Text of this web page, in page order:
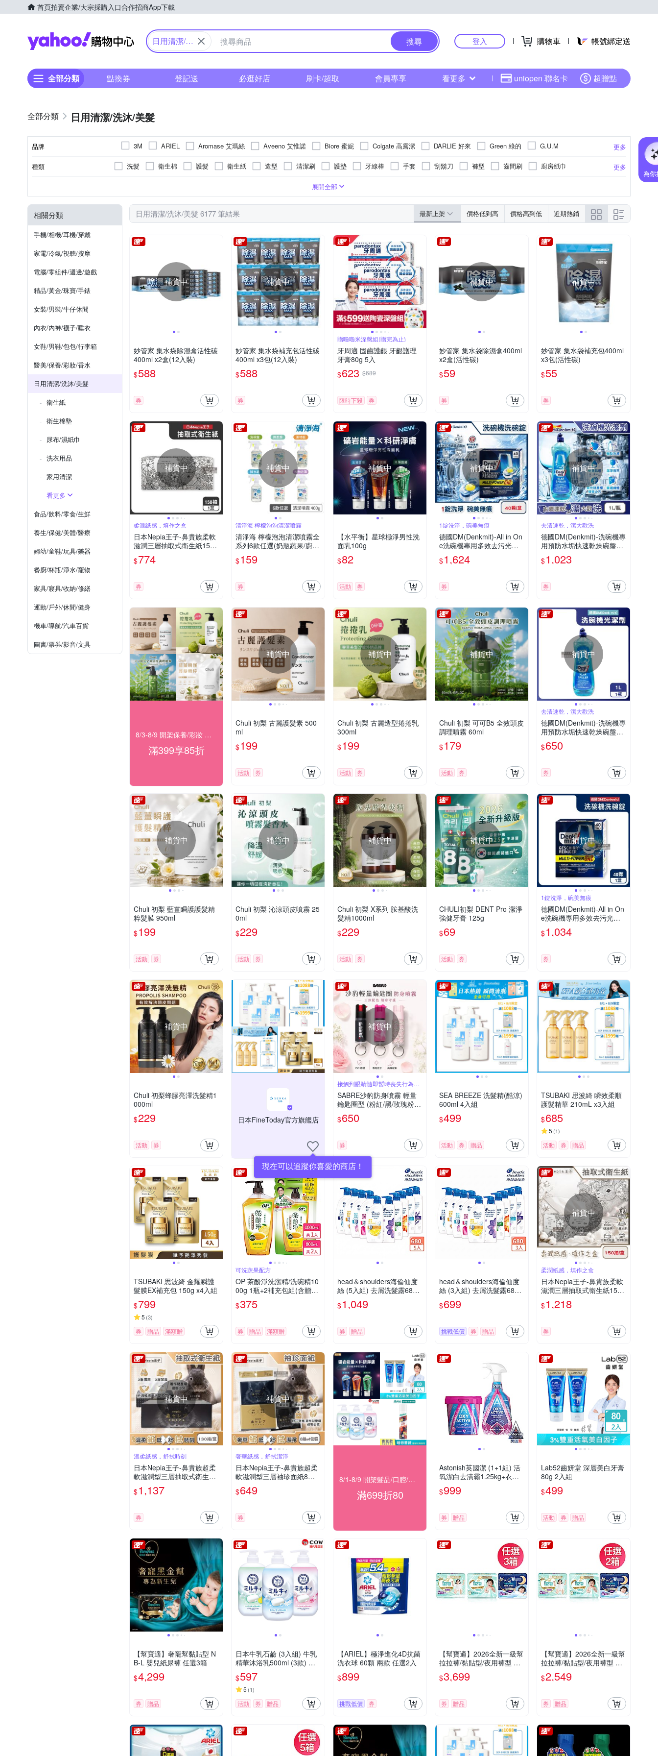
首頁拍賣企業/大宗採購入口合作招商App下載
Yahoo購物中心
日用清潔/洗
搜尋 登入 購物車 帳號綁定送
全部分類 點換券 登記送 必逛好店 刷卡/超取 會員專享 看更多 uniopen 聯名卡 超贈點
日用清潔/洗沐/美髮
品牌 更多
3M ARIEL Aromase 艾瑪絲 Aveeno 艾惟諾 Biore 蜜妮 Colgate 高露潔 DARLIE 好來 Green 綠的
G.U.M
GATSBY
IBL 依必朗 John’s Blend Johnsons 嬌生 Kao 花王 KERASTASE 巴黎卡詩 KLORANE 蔻蘿蘭
KUM 熊野
Schick 舒適牌
SENSODYNE 舒酸定 Smiling 百齡 Sofy 蘇菲 tsaio 上山採藥 T.KI 白人 康乃馨 日本大王
毛寶
白蘭
魔術靈 一匙靈 南僑水晶肥皂 去味大師
古寶無患子
驅塵氏
種類 更多
洗髮 衛生棉 護髮 衛生紙 造型 清潔刷 護墊 牙線棒 手套 刮鬍刀 褲型 齒間刷
廚房紙巾
潤絲
平板拖把
殺蟲劑 盒裝面紙 牙線 單桶 衛生棉條 拖把替換布 防蚊液 面紙/紙手帕 濕紙巾
除塵刷
貼式暖暖包
濕式衛生紙 假牙清潔錠 去汙擦/科技海綿
擦手紙
防霉 衣物保護
側翼(蝶翼)型 抽取
洗衣紙
袖珍包 清洗劑 導管式 替換式尿片 漂白粉 指入式
鍋爐清潔茶樹
依商品包裝標示
依包裝為主 依實際出貨商品標示為主。 有效期限詳見產品標示 請見包裝
請見包裝標示
2027 請詳見產品包裝標示
依產品包裝所示 5年 依產品包裝標示
油狀
展開全部
相關分類
手機/相機/耳機/穿戴
家電/冷氣/視聽/按摩
電腦/零組件/週邊/遊戲
精品/黃金/珠寶/手錶
女裝/男裝/牛仔休閒
內衣/內褲/襪子/睡衣
女鞋/男鞋/包包/行李箱
醫美/保養/彩妝/香水
日用清潔/洗沐/美髮
衛生紙
衛生棉墊
尿布/濕紙巾
洗衣用品
家用清潔
看更多
食品/飲料/零食/生鮮
養生/保健/美體/醫療
婦幼/童鞋/玩具/樂器
餐廚/杯瓶/淨水/寵物
家具/寢具/收納/修繕
運動/戶外/休閒/健身
機車/導航/汽車百貨
圖書/票券/影音/文具
日用清潔/洗沐/美髮 6177 筆結果 最新上架 價格低到高 價格高到低 近期熱銷
補貨中
妙管家 集水袋除濕盒活性碳
400ml x2盒(12入裝)
$588
券
補貨中
妙管家 集水袋補充包活性碳
400ml x3包(12入裝)
$588
券
贈嚕嚕米深盤組(贈完為止)
牙周適 固齒護齦 牙齦護理
牙膏80g 5入
$623 $689
限時下殺 券
補貨中
妙管家 集水袋除濕盒400ml
x2盒(活性碳)
$59
券
補貨中
妙管家 集水袋補充包400ml
x3包(活性碳)
$55
券
補貨中
柔潤紙感，填作之盒
日本Nepia王子-鼻貴族柔軟
滋潤三層抽取式衛生紙150
抽/盒-著色印花款(藝術家圖
騰可填色面紙盒,妮飄擤鼻舒
光劑紙巾)
$774
券
補貨中
清淨海 檸檬泡泡清潔噴霧
清淨海 檸檬泡泡清潔噴霧全
系列6款任選(奶瓶蔬果/廚
房/衣物/地板/碗盤/水垢)
$159
券
補貨中
【水平衡】星球極淨男性洗
面乳100g
$82
活動 券
補貨中
1錠洗淨，碗美無痕
德國DM(Denkmit)-All in On
e洗碗機專用多效去污光亮
碗盤清潔錠40顆/盒(強效除
頑垢去味洗碗錠,餐具亮潔黃
洗滌劑)
$1,624
券
補貨中
去漬速乾，潔大歡洗
德國DM(Denkmit)-洗碗機專
用預防水垢快速乾燥碗盤光
潔劑1L/瓶(玻璃器皿亮潔輔
助洗劑,餐具消除水漬白霧化
碟劑)
$1,023
券
8/3-8/9 開架保養/彩妝 滿399結帳85折
滿399享85折
補貨中
Chuli 初梨 古麗護髮素 500
ml
$199
活動 券
補貨中
Chuli 初梨 古麗造型捲捲乳
300ml
$199
活動 券
補貨中
Chuli 初梨 可可B5 全效頭皮
調理噴霧 60ml
$179
活動 券
補貨中
去漬速乾，潔大歡洗
德國DM(Denkmit)-洗碗機專
用預防水垢快速乾燥碗盤光
潔劑1L/瓶(玻璃器皿亮潔輔
助洗劑,餐具消除水漬白霧化
碟劑)
$650
券
補貨中
Chuli 初梨 藍薑瞬護護髮精
粹髮膜 950ml
$199
活動 券
補貨中
Chuli 初梨 沁涼頭皮噴霧 25
0ml
$229
活動 券
補貨中
Chuli 初梨 X系列 胺基酸洗
髮精1000ml
$229
活動 券
補貨中
CHULI初梨 DENT Pro 潔淨
強健牙膏 125g
$69
活動 券
補貨中
1錠洗淨，碗美無痕
德國DM(Denkmit)-All in On
e洗碗機專用多效去污光亮
碗盤清潔錠40顆/盒(強效除
頑垢去味洗碗錠,餐具亮潔黃
洗滌劑)
$1,034
券
補貨中
Chuli 初梨蜂膠亮澤洗髮精1
000ml
$229
活動 券
日本FineToday官方旗艦店
現在可以追蹤你喜愛的商店！
補貨中
接觸到眼睛隨即暫時喪失行為能
力約60分鐘
SABRE沙豹防身噴霧 輕量
鑰匙圈型 (粉紅/黑/玫瑰粉)-
快
$650
券
SEA BREEZE 洗髮精(酷涼)
600ml 4入組
$499
活動 券 贈品
TSUBAKI 思波綺 瞬效柔順
護髮精華 210mL x3入組
$685
5 (1)
活動 券
贈品
TSUBAKI 思波綺 金耀瞬護
髮膜EX補充包 150g x4入組
$799
5 (3)
券 贈品 滿額贈
可洗蔬果配方
OP 茶酚淨洗潔精/洗碗精10
00g 1瓶+2補充包組(含贈品
共3件組)
$375
券 贈品 滿額贈
head＆shoulders海倫仙度
絲 (5入組) 去屑洗髮露680g
(含贈品共5入)
$1,049
券 贈品
head＆shoulders海倫仙度
絲 (3入組) 去屑洗髮露680g
(含贈品共3入)
$699
挑戰低價 券 贈品
補貨中
柔潤紙感，填作之盒
日本Nepia王子-鼻貴族柔軟
滋潤三層抽取式衛生紙150
抽/盒-著色印花款(藝術家圖
騰可填色面紙盒,妮飄擤鼻舒
光劑紙巾)
$1,218
券
補貨中
溫柔紙感，舒拭時刻
日本Nepia王子-鼻貴族超柔
軟滋潤型三層抽取式衛生紙
130抽/盒-黑兔款(妮飄擤鼻
舒適面紙,細緻親膚紙手帕,
擦拭巾)
$1,137
券
補貨中
奢華紙感，舒拭潔淨
日本Nepia王子-鼻貴族超柔
軟滋潤型三層袖珍面紙8抽x
4包/袋-黑兔款(妮飄隨身口
袋紙巾,舒適紅鼻子細緻衛生
拭巾)
$649
券
8/1-8/9 開架髮品/口腔/洗沐★滿699折80
滿699折80
Astonish英國潔 (1+1組) 活
氧潔白去漬霸1.25kg+衣物
強效去漬劑750ml (含贈共2
件組)
$999
券 贈品
Lab52齒妍堂 深層美白牙膏
80g 2入組
$499
活動 券 贈品
【幫寶適】奢寵幫黏貼型 N
B-L 嬰兒紙尿褲 任選3箱
$4,299
券 贈品
日本牛乳石鹼 (3入組) 牛乳
精華沐浴乳500ml (3款) 含
贈共3入
$597
5 (1)
活動 券 贈品
【ARIEL】極淨進化4D抗菌
洗衣球 60顆 兩款 任選2入
$899
挑戰低價 券
【幫寶適】2026全新一級幫
拉拉褲/黏貼型/夜用褲型 多
款任選3箱
$3,699
券 贈品
【幫寶適】2026全新一級幫
拉拉褲/黏貼型/夜用褲型 多
款任選2箱
$2,549
券 贈品